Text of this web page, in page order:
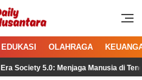
Menginspirasi
EDUKASI OLAHRAGA
5.0: Menjaga Manusia di Tengah